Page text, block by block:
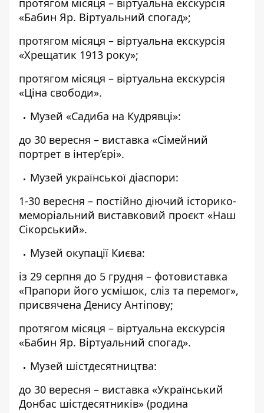
протягом місяця – віртуальна екскурсія
«Бабин Яр. Віртуальний спогад»;
протягом місяця – віртуальна екскурсія
«Хрещатик 1913 року»;
протягом місяця – віртуальна екскурсія
«Ціна свободи».
Музей «Садиба на Кудрявці»:
до 30 вересня – виставка «Сімейний
портрет в інтер’єрі».
Музей української діаспори:
1-30 вересня – постійно діючий історико-
меморіальний виставковий проєкт «Наш
Сікорський».
Музей окупації Києва:
із 29 серпня до 5 грудня – фотовиставка
«Прапори його усмішок, сліз та перемог»,
присвячена Денису Антіпову;
протягом місяця – віртуальна екскурсія
«Бабин Яр. Віртуальний спогад».
Музей шістдесятництва:
до 30 вересня – виставка «Український
Донбас шістдесятників» (родина